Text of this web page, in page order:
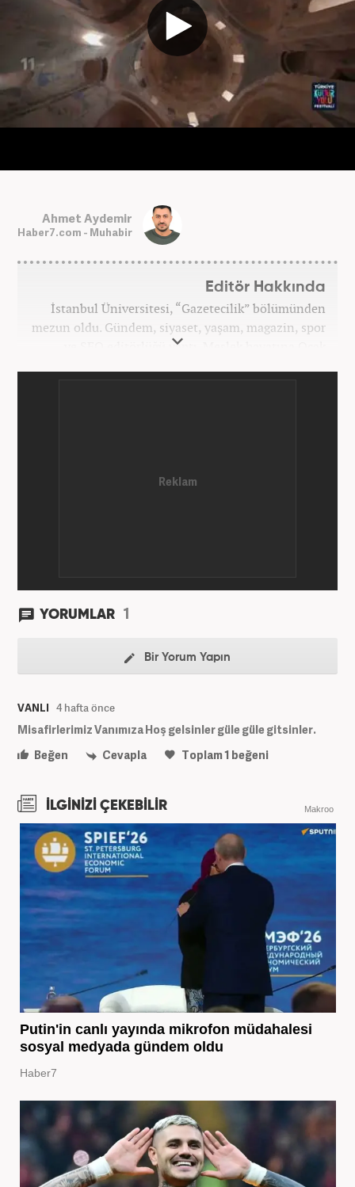
Ahmet Aydemir
Haber7.com - Muhabir
Editör Hakkında
İstanbul Üniversitesi, “Gazetecilik” bölümünden
mezun oldu. Gündem, siyaset, yaşam, magazin, spor
ve SEO editörlüğü yaptı. Meslek hayatına Ocak
YORUMLAR 1
Bir Yorum Yapın
VANLI 4 hafta önce
Misafirlerimiz Vanımıza Hoş gelsinler güle güle gitsinler.
Beğen
Cevapla Toplam1 beğeni
İLGİNİZİ ÇEKEBİLİR Makroo
Putin'in canlı yayında mikrofon müdahalesi
sosyal medyada gündem oldu
Haber7